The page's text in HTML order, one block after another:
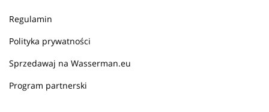
Regulamin
Polityka prywatności
Sprzedawaj na Wasserman.eu
Program partnerski